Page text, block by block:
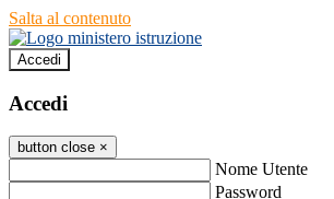
Salta al contenuto
Accedi
Accedi
button close ×
Nome Utente
Password